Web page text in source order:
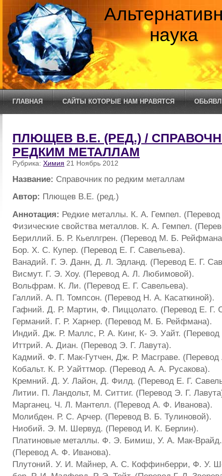
наука
ГЛАВНАЯ САЙТЫ КОТОРЫЕ НАМ НРАВЯТСЯ
ПЛЮЩЕВ В.Е. (РЕД.) /
РЕДКИМ МЕТАЛЛАМ
Рубрика: Химия 21 Ноябрь 2012
Название: Справочник по редким металлам
Автор: Плющев В.Е. (ред.)
Аннотация: Редкие металлы. К. А. Гемпел.
Физические свойства металлов. К. А. Гемпел.
Бериллий. Б. Р. Кьеллгрен. (Перевод М. Б.
Бор. X. С. Купер. (Перевод Е. Г. Савельева).
Ванадий. Г. Э. Данн, Д. Л. Эдланд. (Перевод Е. Г.
Висмут. Г. Э. Хоу. (Перевод А. Л. Любимовой).
Вольфрам. К. Ли. (Перевод Е. Г. Савельева).
Галлий. А. П. Томпсон. (Перевод Н. А. Касаткиной).
Гафний. Д. Р. Мартин, Ф. Пиццолато. (Перевод Е. Г.
Германий. Г. Р. Харнер. (Перевод М. Б. Рейфмана).
Индий. Дж. Р. Маллс, Р. А. Кинг, К- Э. Уайт.
Иттрий. А. Диан. (Перевод Э. Г. Лавута).
Кадмий. Ф. Г. Мак-Гутчен, Дж. Р. Масграве. (Перевод
Кобальт. К. Р. Уайттмор. (Перевод А. А. Русакова).
Кремний. Д. У. Лайон, Д. Филд. (Перевод Е. Г.
Литии. П. Ландольт, М. Ситтиг. (Перевод Э. Г.
Марганец. Ч. Л. Мантелл. (Перевод А. Ф. Иванова).
Молибден. Р. С. Арчер. (Перевод В. Б. Тулиновой).
Ниобий. Э. М. Шервуд. (Перевод И. К. Берлин).
Платиновые металлы. Ф. Э. Бимиш, У. А. Мак-Врайд.
(Перевод А. Ф. Иванова).
Плутоний. У. И. Майнер, А. С. Коффинберри, Ф. У.